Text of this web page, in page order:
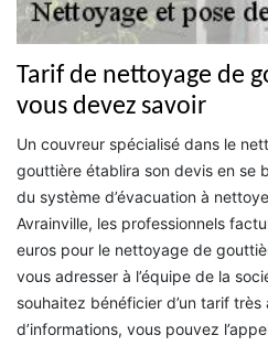
Tarif de nettoyage de
vous devez savoir
Un couvreur spécialisé dans le
gouttière établira son devis en se
du système d’évacuation à
Avrainville, les professionnels
euros pour le nettoyage de
vous adresser à l’équipe de la
souhaitez bénéficier d’un tarif
d’informations, vous pouvez